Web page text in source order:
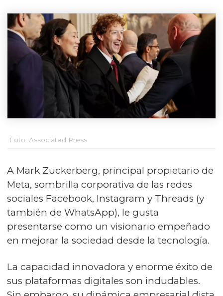
Foto: Associated Press
A Mark Zuckerberg, principal propietario de
Meta, sombrilla corporativa de las redes
sociales Facebook, Instagram y Threads (y
también de WhatsApp), le gusta
presentarse como un visionario empeñado
en mejorar la sociedad desde la tecnología.
La capacidad innovadora y enorme éxito de
sus plataformas digitales son indudables.